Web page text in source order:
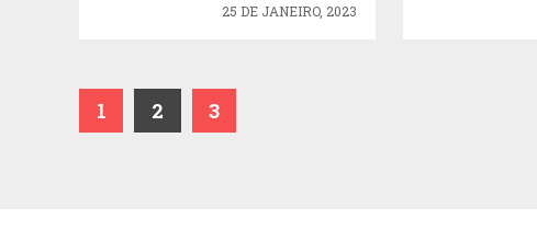
25 DE JANEIRO, 2023
1 2 3